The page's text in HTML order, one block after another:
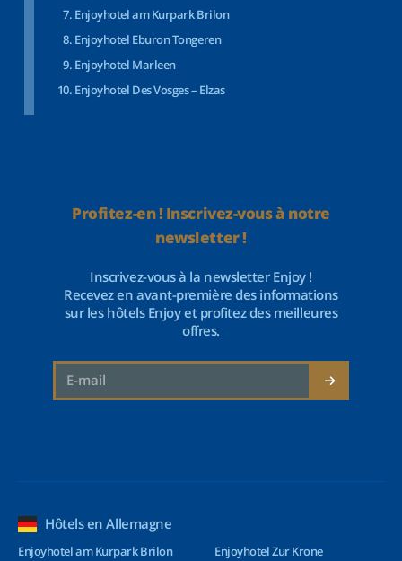
Enjoyhotel am Kurpark Brilon
Enjoyhotel Eburon Tongeren
Enjoyhotel Marleen
Enjoyhotel Des Vosges – Elzas
Profitez-en ! Inscrivez-vous à notre
newsletter !
Inscrivez-vous à la newsletter Enjoy !
Recevez en avant-première des informations
sur les hôtels Enjoy et profitez des meilleures
offres.
Hôtels en Allemagne
Enjoyhotel am Kurpark Brilon
Enjoyhotel Zur Krone